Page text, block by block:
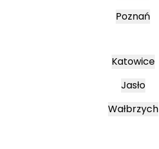
Poznań
Katowice
Jasło
Wałbrzych